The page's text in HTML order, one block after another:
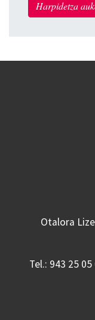
Harpidetza
Otalora
Tel.: 943 25